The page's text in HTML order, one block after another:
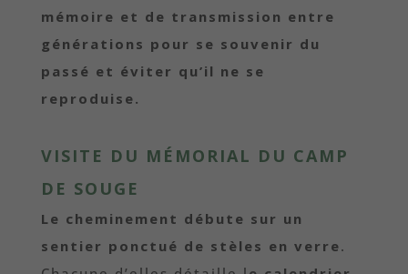
mémoire et de transmission entre
générations pour se souvenir du
passé et éviter qu’il ne se
reproduise.
VISITE DU MÉMORIAL DU CAMP
DE SOUGE
Le cheminement débute sur un
sentier ponctué de stèles en verre.